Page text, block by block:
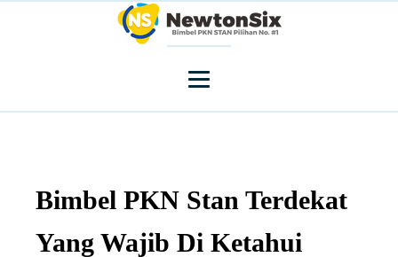
Bimbel PKN Stan Terdekat
Yang Wajib Di Ketahui